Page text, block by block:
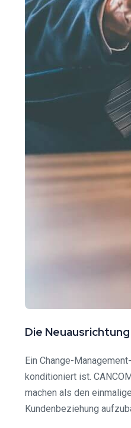
Die
Ein Change-
konditioniert ist.
machen als den
Kundenbeziehung